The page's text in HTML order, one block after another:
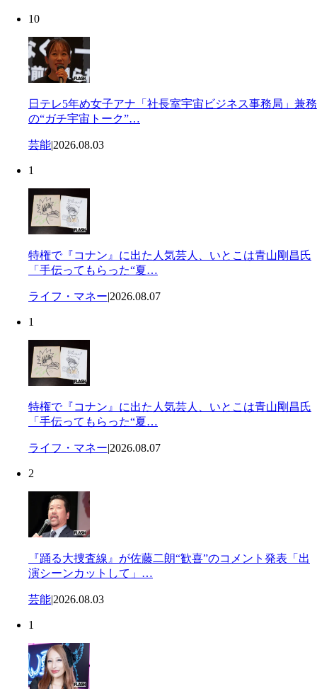
10
日テレ5年め女子アナ「社長室宇宙ビジネス事務局」兼務
の“ガチ宇宙トーク”…
芸能|2026.08.03
1
特権で『コナン』に出た人気芸人、いとこは青山剛昌氏
「手伝ってもらった“夏…
ライフ・マネー|2026.08.07
1
特権で『コナン』に出た人気芸人、いとこは青山剛昌氏
「手伝ってもらった“夏…
ライフ・マネー|2026.08.07
2
『踊る大捜査線』が佐藤二朗“歓喜”のコメント発表「出
演シーンカットして」…
芸能|2026.08.03
1